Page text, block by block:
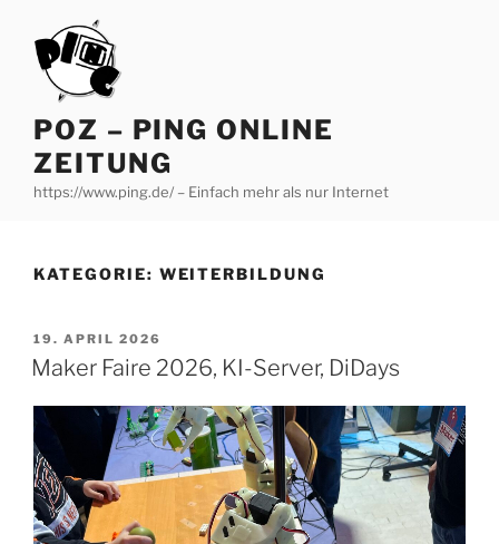
Inhalt
springen
POZ – PING ONLINE
ZEITUNG
https://www.ping.de/ – Einfach mehr als nur Internet
KATEGORIE: WEITERBILDUNG
VERÖFFENTLICHT
AM
19. APRIL 2026
Maker Faire 2026, KI-Server, DiDays